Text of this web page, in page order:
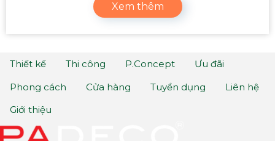
Xem thêm
Thiết kế Thi công P.Concept
Ưu đãi
Phong cách
Cửa hàng Tuyển dụng
Liên hệ
Giới thiệu